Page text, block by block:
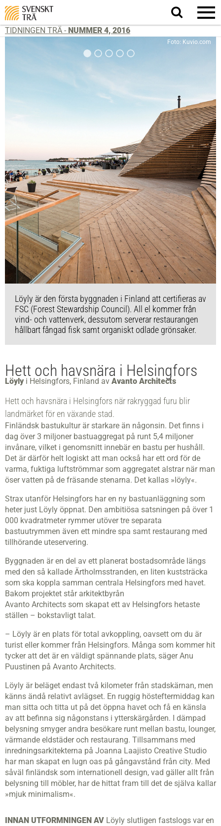
Sök
på
TIDNINGEN TRÄ - NUMMER 4, 2016
Foto: Kuvio.com
Löyly är den första byggnaden i Finland att certifieras av
FSC (Forest Stewardship Council). All el kommer från
vind- och vattenverk, dessutom serverar restaurangen
hållbart fångad fisk samt organiskt odlade grönsaker.
Hett och havsnära i Helsingfors
Löylyi Helsingfors, Finland av Avanto Architects
Hett och havsnära i Helsingfors när rakryggad furu blir
landmärket för en växande stad.
Finländsk bastukultur är starkare än någonsin. Det finns i
dag över 3 miljoner bastuaggregat på runt 5,4 miljoner
invånare, vilket i genomsnitt innebär en bastu per hushåll.
Det är därför helt logiskt att man också har ett ord för de
varma, fuktiga luftströmmar som aggregatet alstrar när man
öser vatten på de fräsande stenarna. Det kallas »löyly«.
Strax utanför Helsingfors har en ny bastuanläggning som
heter just Löyly öppnat. Den ambitiösa satsningen på över 1
000 kvadratmeter rymmer utöver tre separata
bastuutrymmen även ett mindre spa samt restaurang med
tillhörande uteservering.
Byggnaden är en del av ett planerat bostadsområde längs
med den så kallade Ärtholmsstranden, en liten kuststräcka
som ska koppla samman centrala Helsingfors med havet.
Bakom projektet står arkitektbyrån
Avanto Architects som skapat ett av Helsingfors hetaste
ställen – bokstavligt talat.
– Löyly är en plats för total avkoppling, oavsett om du är
turist eller kommer från Helsingfors. Många som kommer hit
tycker att det är en väldigt spännande plats, säger Anu
Puustinen på Avanto Architects.
Löyly är beläget endast två kilometer från stadskärnan, men
känns ändå relativt avlägset. En ruggig hösteftermiddag kan
man sitta och titta ut på det öppna havet och få en känsla
av att befinna sig någonstans i ytterskärgården. I dämpad
belysning smyger andra besökare runt mellan bastu, lounger,
värmande eldstäder och restaurang. Tillsammans med
inredningsarkitekterna på Joanna Laajisto Creative Studio
har man skapat en lugn oas på gångavstånd från city. Med
såväl finländsk som internationell design, vad gäller allt från
belysning till möbler, har de hittat fram till det de själva kallar
»mjuk minimalism«.
INNAN UTFORMNINGEN AV Löyly slutligen fastslogs var en